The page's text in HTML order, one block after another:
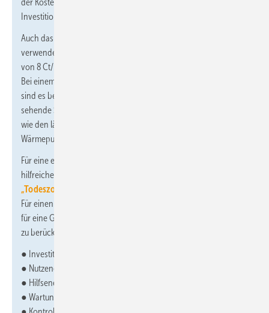
der Kostenvorteil von 540 Euro/a den höheren
Investitionsbedarf aber vermutlich eher amortisieren.
Auch das Preisniveau wirkt sich aus. Nimmt man mit den eben
verwendeten Technikdaten bei 20 000 kWh/a einen Gaspreis
von 8 Ct/kWh an, ergibt sich ein Kostenvorteil von 360 Euro/a.
Bei einem Gaspreis von 10 Ct/kWh (Gas-Preisbremse: 12 Ct/kWh)
sind es bei unverändertem SGV nun 450 Euro. Der oft zu
sehende SGV-Ländervergleich berücksichtigt dies ebenso wenig
wie den ländertypischen Nutzwärmebedarf pro installierter
Wärmepumpe.
Für eine erste Abschätzung ist das SGV dennoch eine sehr
hilfreiche Kennzahl. Einen tieferen Einblick bietet
„Todeszone“ für die Wirtschaftlichkeit einer Wärmepumpe
Für einen Gesamtkostenvergleich über einen längeren Zeitraum
für eine Gas- und Wärmepumpen-Heizung sind unter anderem
zu berücksichtigen:
● Investitionskosten
● Nutzenergiebedarf
● Hilfsenergiebedarf
● Wartungsaufwand